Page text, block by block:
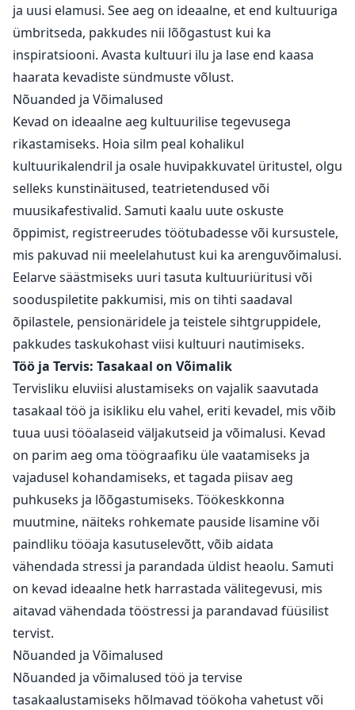
ja uusi elamusi. See aeg on ideaalne, et end kultuuriga
ümbritseda, pakkudes nii lõõgastust kui ka
inspiratsiooni. Avasta kultuuri ilu ja lase end kaasa
haarata kevadiste sündmuste võlust.
Nõuanded ja Võimalused
Kevad on ideaalne aeg kultuurilise tegevusega
rikastamiseks. Hoia silm peal kohalikul
kultuurikalendril ja osale huvipakkuvatel üritustel, olgu
selleks kunstinäitused, teatrietendused või
muusikafestivalid. Samuti kaalu uute oskuste
õppimist, registreerudes töötubadesse või kursustele,
mis pakuvad nii meelelahutust kui ka arenguvõimalusi.
Eelarve säästmiseks uuri tasuta kultuuriüritusi või
sooduspiletite pakkumisi, mis on tihti saadaval
õpilastele, pensionäridele ja teistele sihtgruppidele,
pakkudes taskukohast viisi kultuuri nautimiseks.
Töö ja Tervis: Tasakaal on Võimalik
Tervisliku eluviisi alustamiseks on vajalik saavutada
tasakaal töö ja isikliku elu vahel, eriti kevadel, mis võib
tuua uusi tööalaseid väljakutseid ja võimalusi. Kevad
on parim aeg oma töögraafiku üle vaatamiseks ja
vajadusel kohandamiseks, et tagada piisav aeg
puhkuseks ja lõõgastumiseks. Töökeskkonna
muutmine, näiteks rohkemate pauside lisamine või
paindliku tööaja kasutuselevõtt, võib aidata
vähendada stressi ja parandada üldist heaolu. Samuti
on kevad ideaalne hetk harrastada välitegevusi, mis
aitavad vähendada tööstressi ja parandavad füüsilist
tervist.
Nõuanded ja Võimalused
Nõuanded ja võimalused töö ja tervise
tasakaalustamiseks hõlmavad töökoha vahetust või